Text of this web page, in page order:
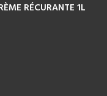
RÉCURANTE 1L